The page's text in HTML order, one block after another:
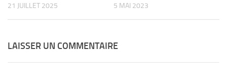
21 JUILLET 2025 5 MAI 2023
LAISSER UN COMMENTAIRE